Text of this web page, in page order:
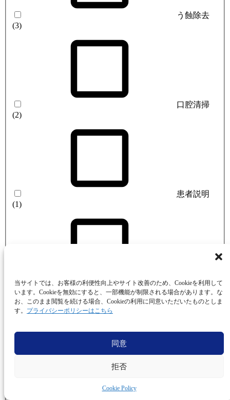
当サイトでは、お客様の利便性向上やサイト改善のため、Cookieを利用して
います。Cookieを無効にすると、一部機能が制限される場合があります。な
お、このまま閲覧を続ける場合、Cookieの利用に同意いただいたものとしま
す。 プライバシーポリシーはこちら
同意
拒否
Cookie Policy
う蝕除去
(3)
口腔清掃
(2)
患者説明
(1)
ブラッシン
グ指導 (1)